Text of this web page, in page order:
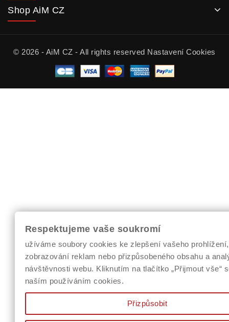
Shop AiM CZ
© 2026 - AiM CZ - All rights reserved Nastavení Cookies
Respektujeme vaše soukromí
užíváme soubory cookies ke zlepšení vašeho prohlížení,
zobrazování reklam nebo přizpůsobeného obsahu a
návštěvnosti webu. Kliknutím na tlačítko „Přijmout vše“
naším používáním cookies.
Přizpůsobit